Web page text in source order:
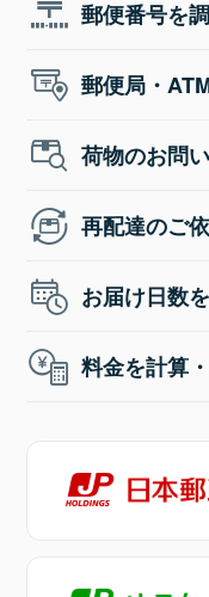
郵便番号を
郵便局・
荷物のお問
再配達のご
お届け日数
料金を計算